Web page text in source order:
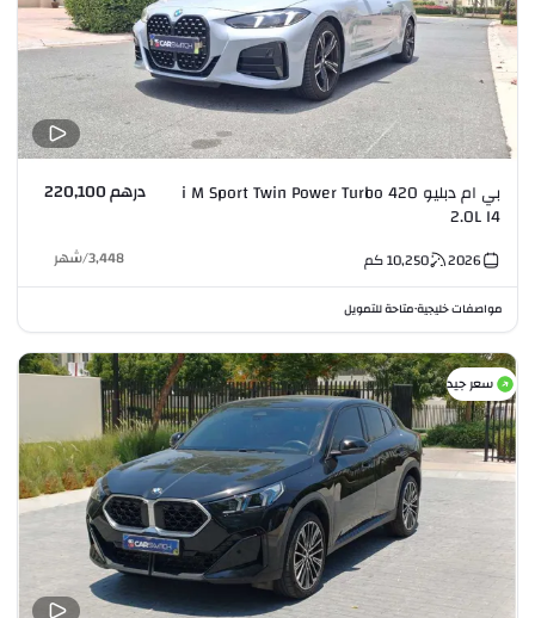
بي ام دبليو 420 i M Sport Twin Power Turbo
2.0L I4
درهم 220,100
2026
10,250كم 3,448
/شهر
مواصفات خليجية•متاحة للتمويل
سعر جيد